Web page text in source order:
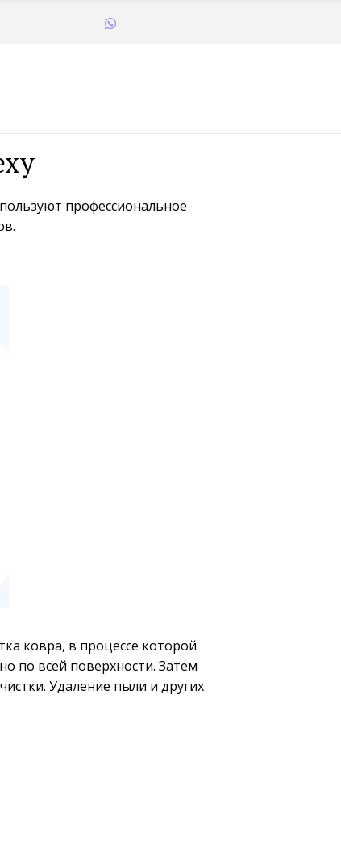
профессиональное
ковра, в процессе которой
по всей поверхности. Затем
Удаление пыли и других